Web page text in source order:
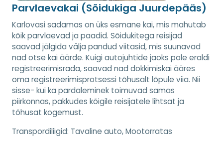
Parvlaevakai (Sõidukiga Juurdepääs)
Karlovasi sadamas on üks esmane kai, mis mahutab
kõik parvlaevad ja paadid. Sõidukitega reisijad
saavad jälgida välja pandud viitasid, mis suunavad
nad otse kai äärde. Kuigi autojuhtide jaoks pole eraldi
registreerimisrada, saavad nad dokkimiskai ääres
oma registreerimisprotsessi tõhusalt lõpule viia. Nii
sisse- kui ka pardaleminek toimuvad samas
piirkonnas, pakkudes kõigile reisijatele lihtsat ja
tõhusat kogemust.
Transpordiliigid: Tavaline auto, Mootorratas